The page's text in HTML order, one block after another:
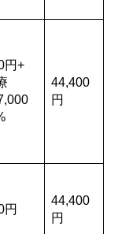
円+
44,400
円
円
44,400
円